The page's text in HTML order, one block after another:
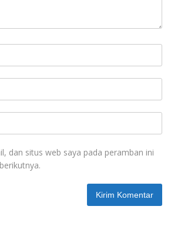
dan situs web saya pada peramban ini